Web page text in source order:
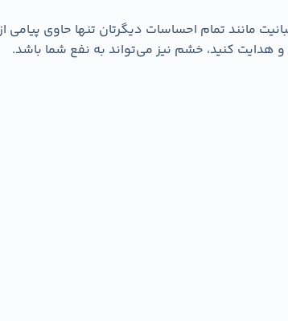
تمام احساسات دیگرتان تنها حاوی پیامی
و هدایت کنید، خشم نیز می‌تواند به نفع شما باشد.